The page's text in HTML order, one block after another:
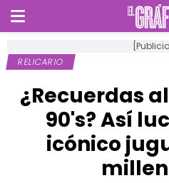
RELICARIO
¿Recuerdas
90's? Así
icónico